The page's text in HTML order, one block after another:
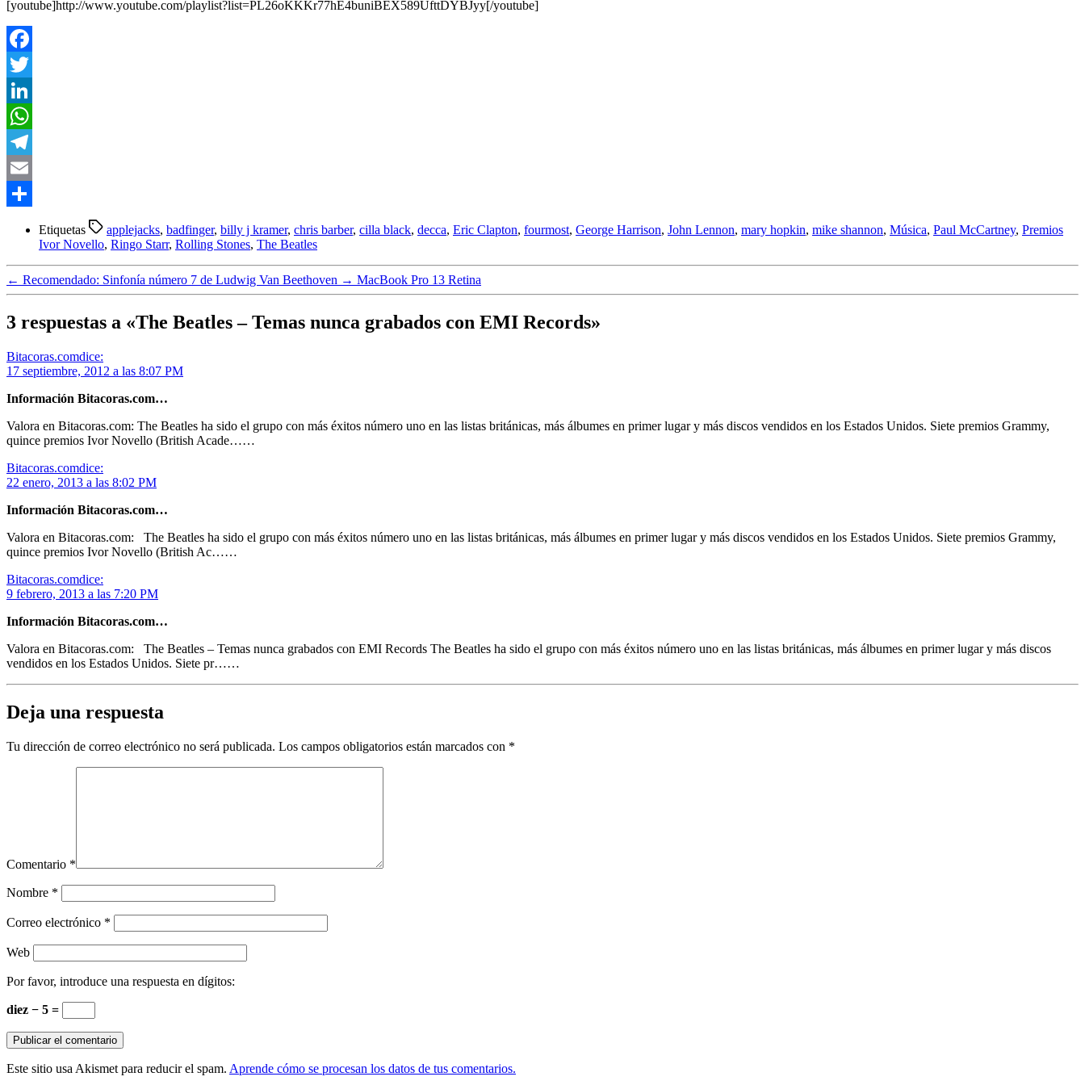
[youtube]http://www.youtube.com/playlist?list=PL26oKKKr77hE4buniBEX589UfttDYBJyy[/youtube]
Facebook
Twitter
LinkedIn
WhatsApp
Telegram
Email
Etiquetas applejacks, badfinger, billy j kramer, chris barber, cilla black, decca, Eric Clapton, fourmost, George Harrison, John Lennon, mary hopkin, mike shannon, Música, Paul McCartney, Premios
Ivor Novello, Ringo Starr, Rolling Stones, The Beatles
← Recomendado: Sinfonía número 7 de Ludwig Van Beethoven → MacBook Pro 13 Retina
3 respuestas a «The Beatles – Temas nunca grabados con EMI Records»
Bitacoras.comdice:
17 septiembre, 2012 a las 8:07 PM
Información Bitacoras.com…
Valora en Bitacoras.com: The Beatles ha sido el grupo con más éxitos número uno en las listas británicas, más álbumes en primer lugar y más discos vendidos en los Estados Unidos. Siete premios Grammy,
quince premios Ivor Novello (British Acade……
Bitacoras.comdice:
22 enero, 2013 a las 8:02 PM
Información Bitacoras.com…
Valora en Bitacoras.com: The Beatles ha sido el grupo con más éxitos número uno en las listas británicas, más álbumes en primer lugar y más discos vendidos en los Estados Unidos. Siete premios Grammy,
quince premios Ivor Novello (British Ac……
Bitacoras.comdice:
9 febrero, 2013 a las 7:20 PM
Información Bitacoras.com…
Valora en Bitacoras.com: The Beatles – Temas nunca grabados con EMI Records The Beatles ha sido el grupo con más éxitos número uno en las listas británicas, más álbumes en primer lugar y más discos
vendidos en los Estados Unidos. Siete pr……
Deja una respuesta
Tu dirección de correo electrónico no será publicada. Los campos obligatorios están marcados con *
Comentario *
Nombre *
Correo electrónico *
Web
Por favor, introduce una respuesta en dígitos:
diez − 5 =
Este sitio usa Akismet para reducir el spam. Aprende cómo se procesan los datos de tus comentarios.